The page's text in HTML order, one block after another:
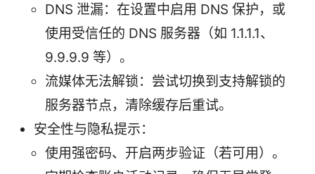
DNS 泄漏：在设置中启用 DNS 保护，或
使用受信任的 DNS 服务器（如 1.1.1.1、
9.9.9.9 等）。
流媒体无法解锁：尝试切换到支持解锁的
服务器节点，清除缓存后重试。
安全性与隐私提示：
使用强密码、开启两步验证（若可用）。